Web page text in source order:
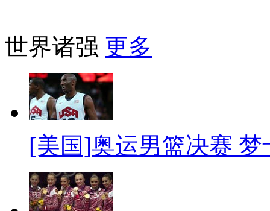
世界诸强 更多
[美国]奥运男篮决赛